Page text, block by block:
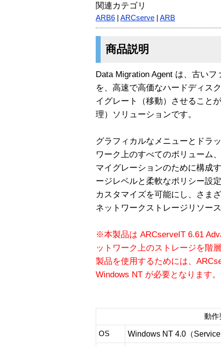
関連カテゴリ
ARB6 ARCserve ARB
商品説明
Data Migration Agent は、古い
を、高速で高価なハードディス
イグレート（移動）させること
理）ソリューションです。
グラフィカルなメニューとドラ
ワーク上のすべてのボリューム
マイグレーションのために構成
ージレベルと柔軟なポリシー設
カスタマイズを可能にし、さま
ネットワークストレージリソー
※本製品は ARCserveIT 6.61
ットワーク上のストレージを階
製品を使用するためには、
Windows NT が必要となります。
動作
OS Windows NT 4.0（